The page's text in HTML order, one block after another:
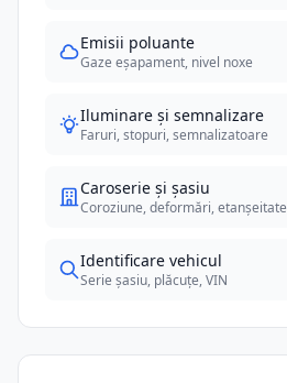
Emisii poluante
Gaze eșapament, nivel noxe
Iluminare și semnalizare
Faruri, stopuri, semnalizatoare
Caroserie și șasiu
Coroziune, deformări, etanșeitate
Identificare vehicul
Serie șasiu, plăcuțe, VIN